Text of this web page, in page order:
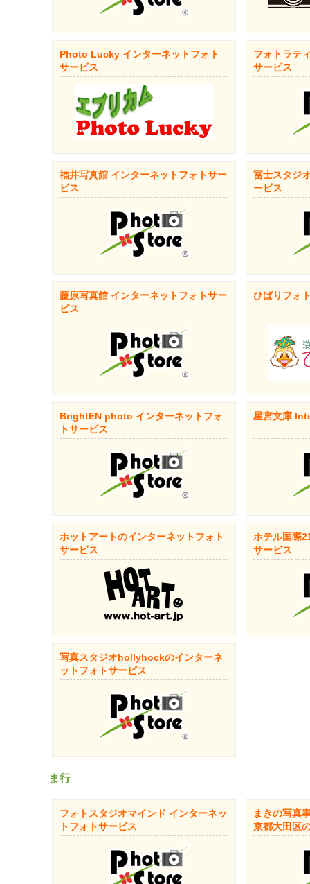
Photo Lucky インターネットフォト
サービス
フォトラテ
サービス
福井写真館 インターネットフォトサー
ビス
冨士スタジ
ービス
藤原写真館 インターネットフォトサー
ビス
ひばりフォ
BrightEN photo インターネットフォ
トサービス
星宮文庫
ホットアートのインターネットフォト
サービス
ホテル国際
サービス
写真スタジオhollyhockのインターネ
ットフォトサービス
ま行
フォトスタジオマインド インターネッ
トフォトサービス
まきの写真
京都大田区